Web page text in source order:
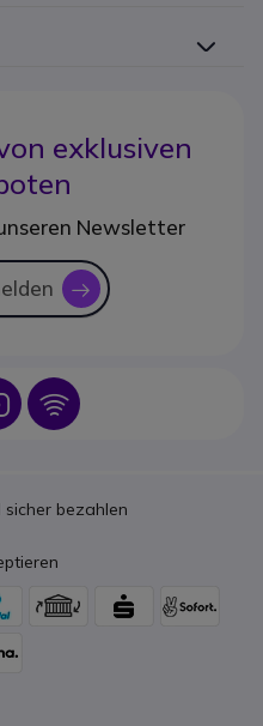
exklusiven
Newsletter
icon
Icon Icon
sicher bezahlen